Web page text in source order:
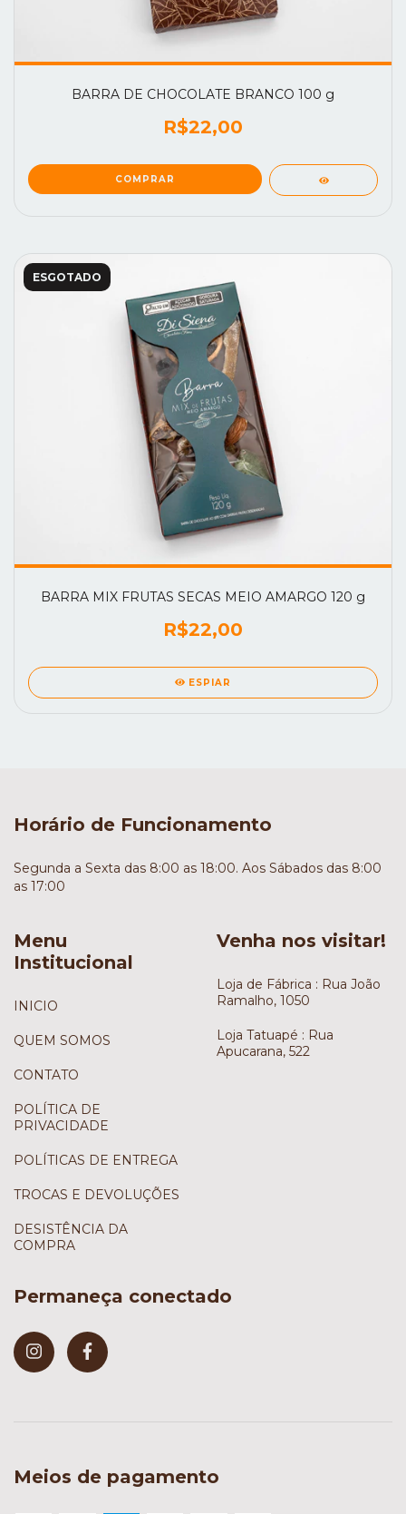
BARRA DE CHOCOLATE BRANCO 100 g
R$22,00
ESGOTADO
BARRA MIX FRUTAS SECAS MEIO AMARGO 120 g
R$22,00
ESPIAR
Horário de Funcionamento
Segunda a Sexta das 8:00 as 18:00. Aos Sábados das 8:00
as 17:00
Menu
Institucional
INICIO
QUEM SOMOS
CONTATO
POLÍTICA DE
PRIVACIDADE
POLÍTICAS DE ENTREGA
TROCAS E DEVOLUÇÕES
DESISTÊNCIA DA
COMPRA
Venha nos visitar!
Loja de Fábrica : Rua João
Ramalho, 1050
Loja Tatuapé : Rua
Apucarana, 522
Permaneça conectado
Meios de pagamento